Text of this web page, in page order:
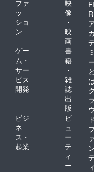
ファ
ッ
ショ
ン
映
像
・
映
画
ゲー
ム・
サー
ビス
開発
書
籍
・
雑
誌
出
版
ビジ
ネ
ス・
起業
ビ
ュ
ー
テ
ィ
ー
FI
カ
ミ
と
ク
ラ
ウ
ド
フ
ィ